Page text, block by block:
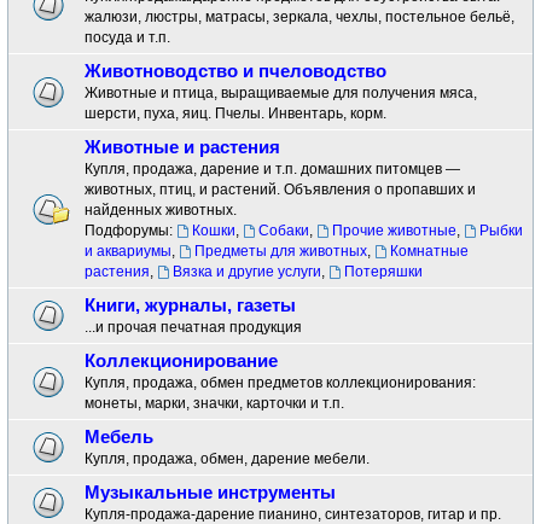
жалюзи, люстры, матрасы, зеркала, чехлы, постельное бельё,
посуда и т.п.
Животноводство и пчеловодство
Животные и птица, выращиваемые для получения мяса,
шерсти, пуха, яиц. Пчелы. Инвентарь, корм.
Животные и растения
Купля, продажа, дарение и т.п. домашних питомцев —
животных, птиц, и растений. Объявления о пропавших и
найденных животных.
Подфорумы:
Кошки, Собаки, Прочие животные,
Рыбки
и аквариумы, Предметы для животных,
Комнатные
растения, Вязка и другие услуги, Потеряшки
Книги, журналы, газеты
...и прочая печатная продукция
Коллекционирование
Купля, продажа, обмен предметов коллекционирования:
монеты, марки, значки, карточки и т.п.
Мебель
Купля, продажа, обмен, дарение мебели.
Музыкальные инструменты
Купля-продажа-дарение пианино, синтезаторов, гитар и пр.